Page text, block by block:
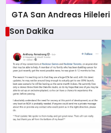
GTA San Andreas Hileleri
Son Dakika